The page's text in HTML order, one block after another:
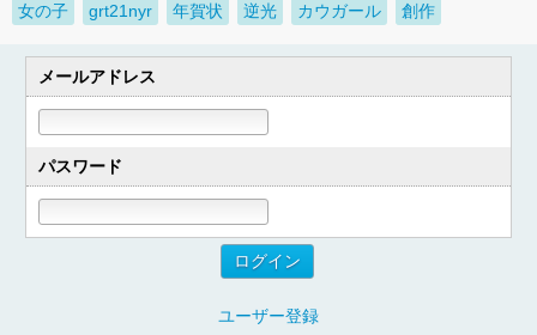
女の子 grt21nyr 年賀状 逆光 カウガール 創作
メールアドレス
パスワード
ユーザー登録